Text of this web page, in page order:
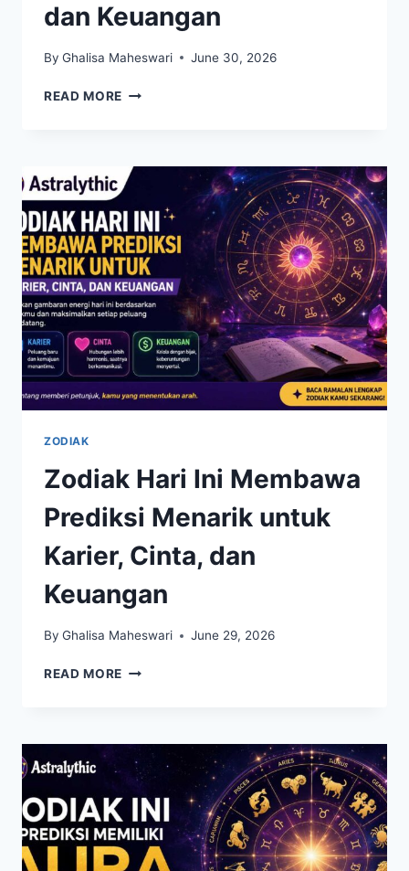
dan Keuangan
By Ghalisa Maheswari June 30, 2026
READ MORE RAMALAN
MENGUNGKAP
PELUANG
UNTUK
CINTA,
KARIER,
DAN
KEUANGAN
ZODIAK
Zodiak Hari Ini Membawa
Prediksi Menarik untuk
Karier, Cinta, dan
Keuangan
By Ghalisa Maheswari June 29, 2026
READ MORE ZODIAK
PREDIKSI
MENARIK
UNTUK
KARIER,
CINTA,
DAN
KEUANGAN